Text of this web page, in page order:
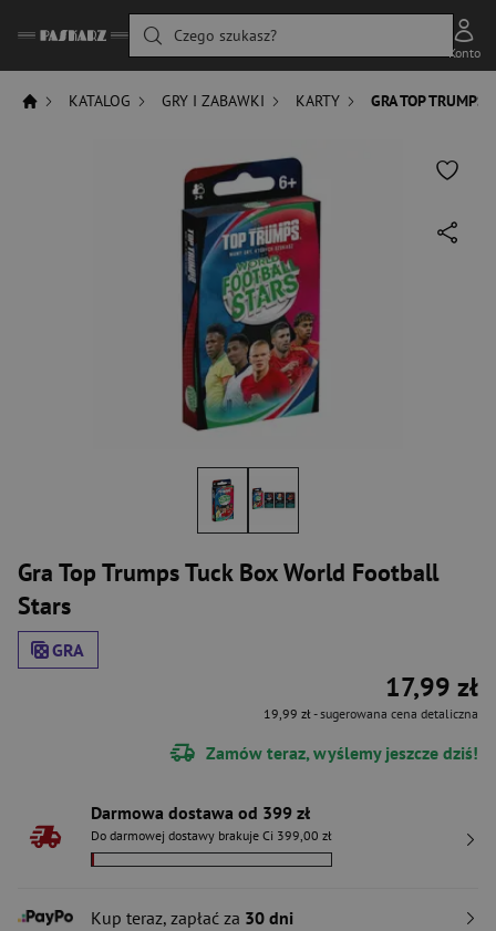
Czego szukasz?
Konto
KATALOG GRY I ZABAWKI KARTY GRA TOP TRUMPS
Gra Top Trumps Tuck Box World Football
Stars
GRA
17,99 zł
19,99 zł- sugerowana cena detaliczna
Zamów teraz, wyślemy jeszcze dziś!
Darmowa dostawa od 399 zł
Do darmowej dostawy brakuje Ci 399,00 zł
Kup teraz, zapłać za 30 dni